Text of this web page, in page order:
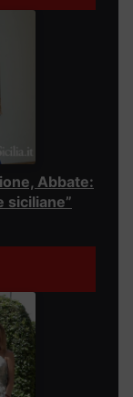
Abbate:
siciliane”